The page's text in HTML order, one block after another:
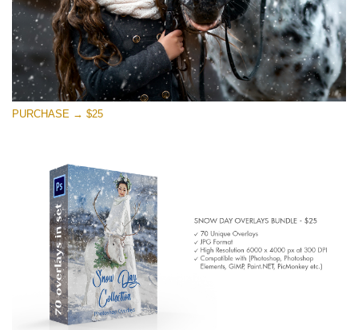
PURCHASE → $25